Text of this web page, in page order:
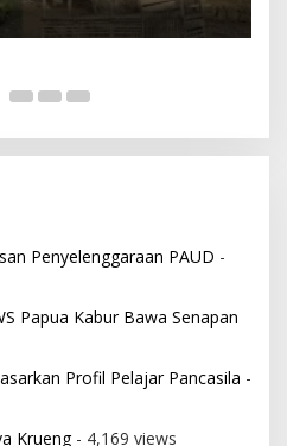
Penyelenggaraan PAUD -
Papua Kabur Bawa Senapan
Profil Pelajar Pancasila -
Krueng- 4,169 views